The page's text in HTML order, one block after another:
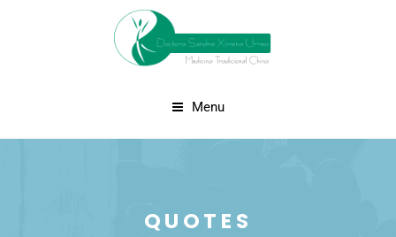
Menu
QUOTES